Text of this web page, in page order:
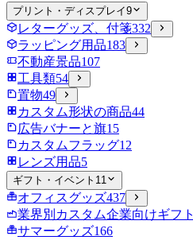
プリント・ディスプレイ9
レターグッズ、付箋332
ラッピング用品183
不動産景品107
工具類54
置物49
カスタム形状の商品44
広告バナーと旗15
カスタムフラッグ12
レンズ用品5
ギフト・イベント 11
オフィスグッズ437
業界別カスタム企業向けギフト
サマーグッズ166